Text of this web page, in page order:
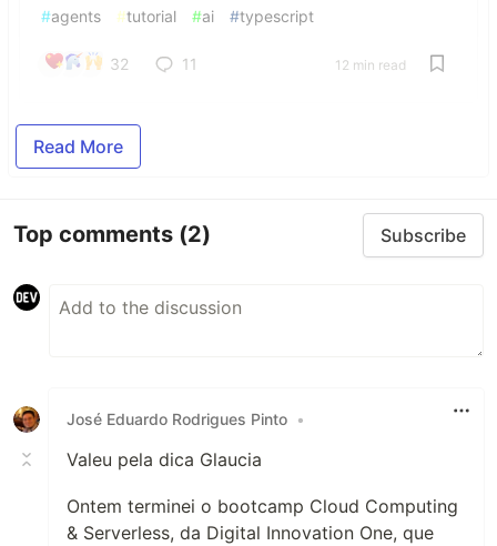
#agents #tutorial #ai #typescript
32 11 12 min read
Read More
Top comments (2) Subscribe
José Eduardo Rodrigues Pinto •
Valeu pela dica Glaucia
Ontem terminei o bootcamp Cloud Computing
& Serverless, da Digital Innovation One, que